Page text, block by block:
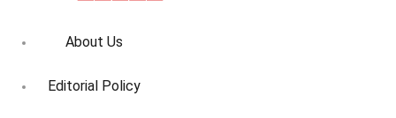
About Us
Editorial Policy